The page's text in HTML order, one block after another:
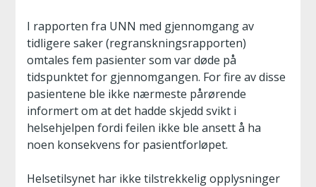
I rapporten fra UNN med gjennomgang av
tidligere saker (regranskningsrapporten)
omtales fem pasienter som var døde på
tidspunktet for gjennomgangen. For fire av disse
pasientene ble ikke nærmeste pårørende
informert om at det hadde skjedd svikt i
helsehjelpen fordi feilen ikke ble ansett å ha
noen konsekvens for pasientforløpet.
Helsetilsynet har ikke tilstrekkelig opplysninger